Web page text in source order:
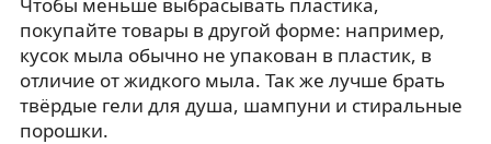
покупайте товары в другой форме: например,
кусок мыла обычно не упакован в пластик, в
отличие от жидкого мыла. Так же лучше брать
твёрдые гели для душа, шампуни и стиральные
порошки.